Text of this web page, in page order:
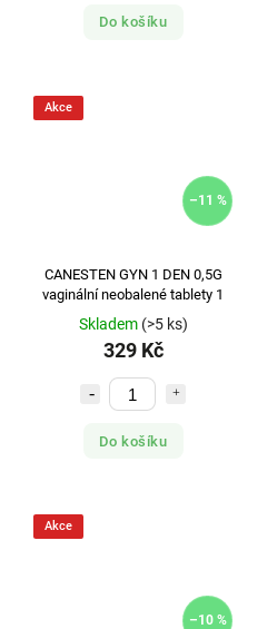
Do košíku
Akce
–11 %
CANESTEN GYN 1 DEN 0,5G
vaginální neobalené tablety 1
Skladem (>5 ks)
329 Kč
Do košíku
Akce
–10 %